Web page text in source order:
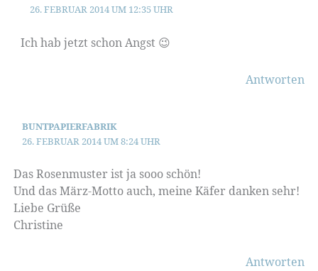
26. FEBRUAR 2014 UM 12:35 UHR
Ich hab jetzt schon Angst 😉
Antworten
BUNTPAPIERFABRIK
26. FEBRUAR 2014 UM 8:24 UHR
Das Rosenmuster ist ja sooo schön!
Und das März-Motto auch, meine Käfer danken sehr!
Liebe Grüße
Christine
Antworten